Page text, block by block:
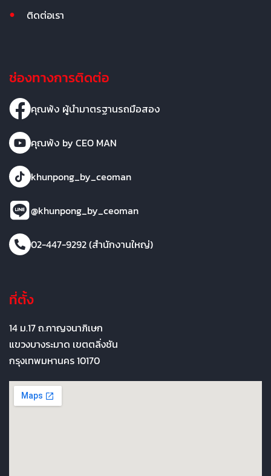
ติดต่อเรา
ช่องทางการติดต่อ
คุณพ้ง ผู้นำมาตรฐานรถมือสอง
คุณพ้ง by CEO MAN
khunpong_by_ceoman
@khunpong_by_ceoman
02-447-9292 (สำนักงานใหญ่)
ที่ตั้ง
14 ม.17 ถ.กาญจนาภิเษก
แขวงบางระมาด เขตตลิ่งชัน
กรุงเทพมหานคร 10170